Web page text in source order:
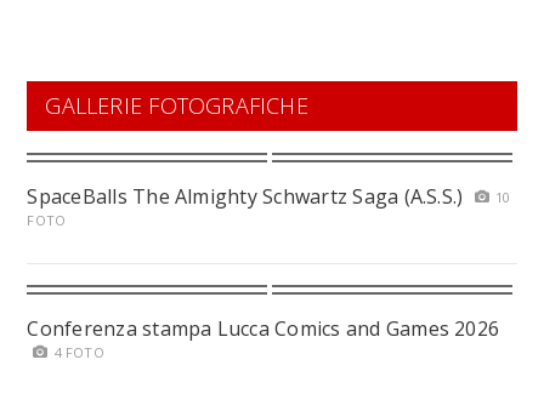
GALLERIE FOTOGRAFICHE
SpaceBalls The Almighty Schwartz Saga (A.S.S.)
10
FOTO
Conferenza stampa Lucca Comics and Games 2026
4 FOTO